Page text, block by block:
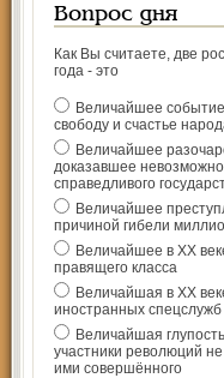
Вопрос дня
Как Вы считаете, две
года - это
Величайшее
свободу и счастье
Величайшее
доказавшее
справедливого
Величайшее
причиной гибели
Величайшее в ХХ
правящего класса
Величайшая в ХХ
иностранных спецслужб
Величайшая
участники революций
ими совершённого